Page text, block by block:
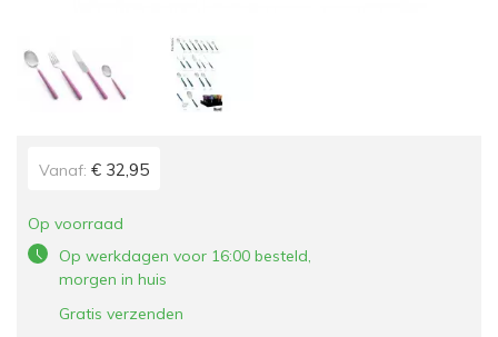
Vanaf: € 32,95
Op voorraad
Op werkdagen voor 16:00 besteld,
morgen in huis
Gratis verzenden